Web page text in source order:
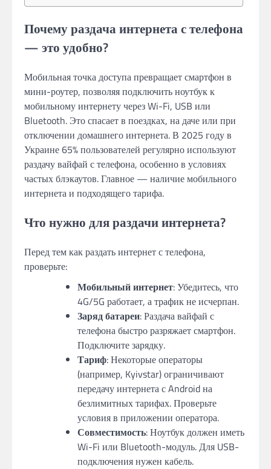
Почему раздача интернета с телефона
— это удобно?
Мобильная точка доступа превращает смартфон в
мини-роутер, позволяя подключить ноутбук к
мобильному интернету через Wi-Fi, USB или
Bluetooth. Это спасает в поездках, на даче или при
отключении домашнего интернета. В 2025 году в
Украине 65% пользователей регулярно используют
раздачу вайфай с телефона, особенно в условиях
частых блэкаутов. Главное — наличие мобильного
интернета и подходящего тарифа.
Что нужно для раздачи интернета?
Перед тем как раздать интернет с телефона,
проверьте:
Мобильный интернет: Убедитесь, что
4G/5G работает, а трафик не исчерпан.
Заряд батареи: Раздача вайфай с
телефона быстро разряжает смартфон.
Подключите зарядку.
Тариф: Некоторые операторы
(например, Kyivstar) ограничивают
передачу интернета с Android на
безлимитных тарифах. Проверьте
условия в приложении оператора.
Совместимость: Ноутбук должен иметь
Wi-Fi или Bluetooth-модуль. Для USB-
подключения нужен кабель.